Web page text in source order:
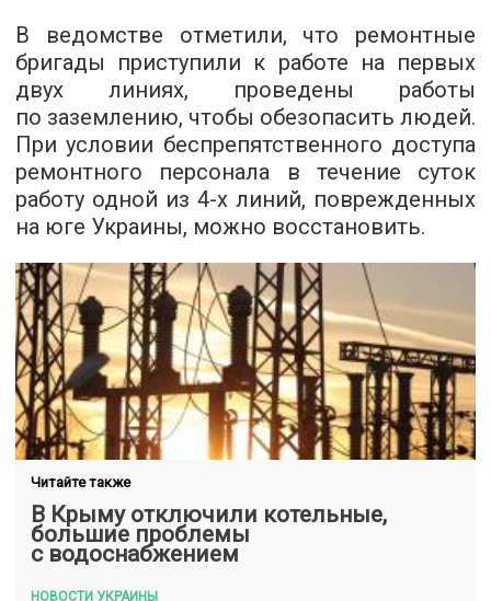
В ведомстве отметили, что ремонтные
бригады приступили к работе на первых
двух линиях, проведены работы
по заземлению, чтобы обезопасить людей.
При условии беспрепятственного доступа
ремонтного персонала в течение суток
работу одной из 4-х линий, поврежденных
на юге Украины, можно восстановить.
Читайте также
В Крыму отключили котельные,
большие проблемы
с водоснабжением
НОВОСТИ УКРАИНЫ